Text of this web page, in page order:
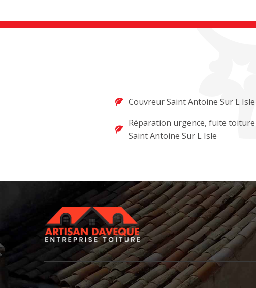
Couvreur Saint Antoine Sur L Isle
Réparation urgence, fuite toiture
Saint Antoine Sur L Isle